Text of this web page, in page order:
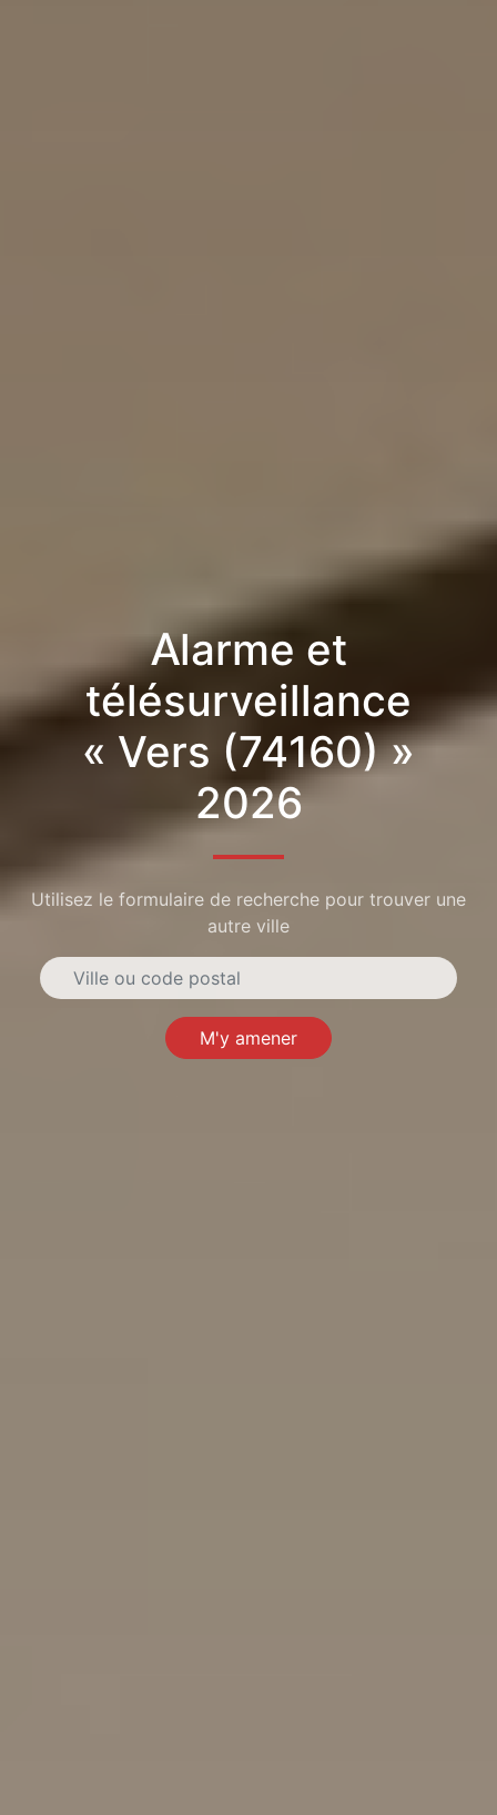
Alarme et
télésurveillance
« Vers (74160) »
2026
Utilisez le formulaire de recherche pour trouver une
autre ville
M'y amener